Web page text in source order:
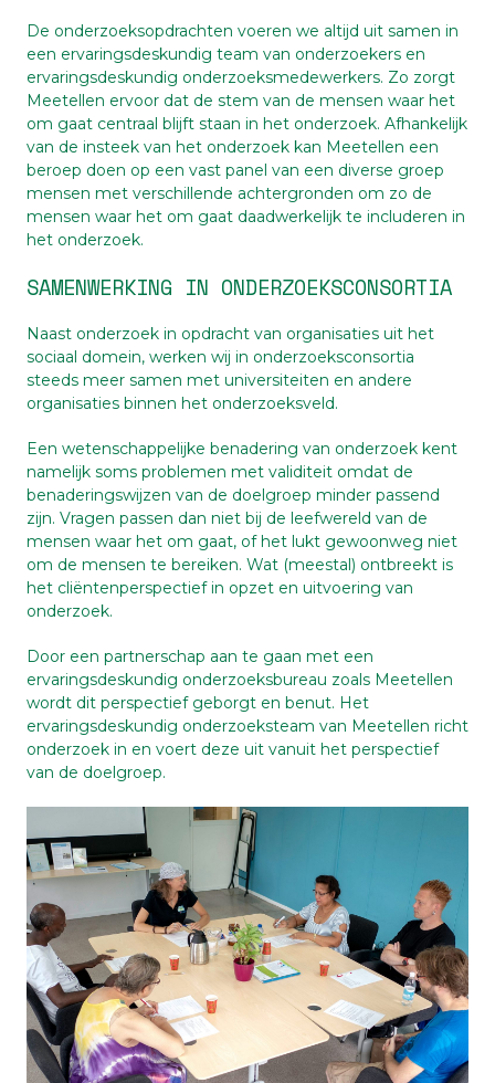
De onderzoeksopdrachten voeren we altijd uit samen in
een ervaringsdeskundig team van onderzoekers en
ervaringsdeskundig onderzoeksmedewerkers. Zo zorgt
Meetellen ervoor dat de stem van de mensen waar het
om gaat centraal blijft staan in het onderzoek. Afhankelijk
van de insteek van het onderzoek kan Meetellen een
beroep doen op een vast panel van een diverse groep
mensen met verschillende achtergronden om zo de
mensen waar het om gaat daadwerkelijk te includeren in
het onderzoek.
SAMENWERKING IN ONDERZOEKSCONSORTIA
Naast onderzoek in opdracht van organisaties uit het
sociaal domein, werken wij in onderzoeksconsortia
steeds meer samen met universiteiten en andere
organisaties binnen het onderzoeksveld.
Een wetenschappelijke benadering van onderzoek kent
namelijk soms problemen met validiteit omdat de
benaderingswijzen van de doelgroep minder passend
zijn. Vragen passen dan niet bij de leefwereld van de
mensen waar het om gaat, of het lukt gewoonweg niet
om de mensen te bereiken. Wat (meestal) ontbreekt is
het cliëntenperspectief in opzet en uitvoering van
onderzoek.
Door een partnerschap aan te gaan met een
ervaringsdeskundig onderzoeksbureau zoals Meetellen
wordt dit perspectief geborgt en benut. Het
ervaringsdeskundig onderzoeksteam van Meetellen richt
onderzoek in en voert deze uit vanuit het perspectief
van de doelgroep.